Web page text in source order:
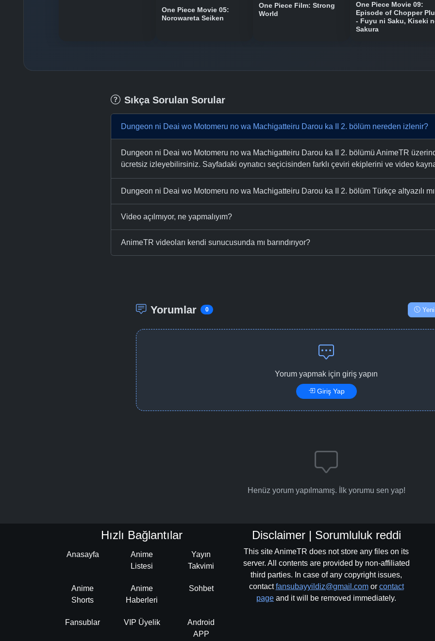
One Piece Movie 05:
Norowareta Seiken
One Piece Film: Strong
World
One Piece Movie 09:
Episode of Chopper
- Fuyu ni Saku, Kiseki
Sakura
Sıkça Sorulan Sorular
Dungeon ni Deai wo Motomeru no wa Machigatteiru Darou ka II 2. bölüm nereden izlenir?
Dungeon ni Deai wo Motomeru no wa Machigatteiru Darou ka II 2. bölümü AnimeTR
ücretsiz izleyebilirsiniz. Sayfadaki oynatıcı seçicisinden farklı çeviri ekiplerini ve video
Dungeon ni Deai wo Motomeru no wa Machigatteiru Darou ka II 2. bölüm Türkçe altyazılı
Video açılmıyor, ne yapmalıyım?
AnimeTR videoları kendi sunucusunda mı barındırıyor?
Yorumlar 0 Yeni
Yorum yapmak için giriş yapın
Giriş Yap
Henüz yorum yapılmamış. İlk yorumu sen yap!
Hızlı Bağlantılar
Anasayfa
Anime
Listesi
Yayın
Takvimi
Anime
Shorts
Anime
Haberleri
Sohbet
Fansublar VIP Üyelik
Android
APP
Disclaimer | Sorumluluk reddi
This site AnimeTR does not store any files on its
server. All contents are provided by non-affiliated
third parties. In case of any copyright issues,
contactfansubayyildiz@gmail.comor contact
page and it will be removed immediately.